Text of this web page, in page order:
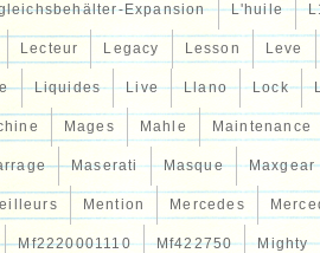
Expansion L'huile
Lecteur Legacy Lesson Leve
Liquides Live Llano Lock
Mages Mahle Maintenance
Maserati Masque Maxgear
Mention Mercedes
Mf2220001110 Mf422750 Mighty